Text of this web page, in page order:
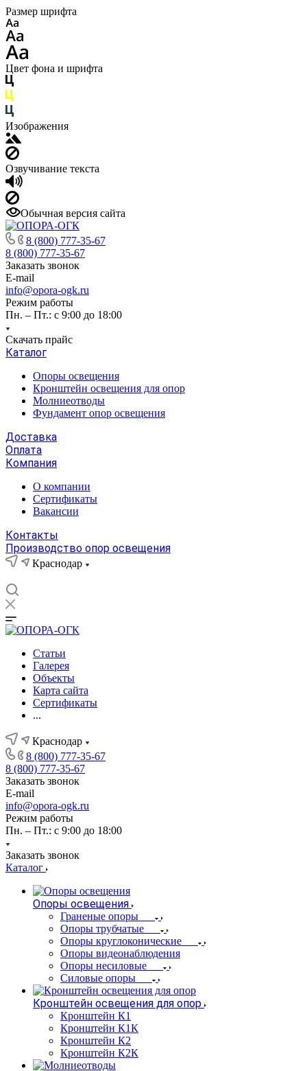
Размер шрифта
Цвет фона и шрифта
Изображения
Озвучивание текста
Обычная версия сайта
8 (800) 777-35-67
8 (800) 777-35-67
Заказать звонок
E-mail
info@opora-ogk.ru
Режим работы
Пн. – Пт.: с 9:00 до 18:00
Скачать прайс
Каталог
Опоры освещения
Кронштейн освещения для опор
Молниеотводы
Фундамент опор освещения
Доставка
Оплата
Компания
О компании
Сертификаты
Вакансии
Контакты
Производство опор освещения
Краснодар
Статьи
Галерея
Объекты
Карта сайта
Сертификаты
...
Краснодар
8 (800) 777-35-67
8 (800) 777-35-67
Заказать звонок
E-mail
info@opora-ogk.ru
Режим работы
Пн. – Пт.: с 9:00 до 18:00
Заказать звонок
Каталог
Опоры освещения
Граненые опоры
Опоры трубчатые
Опоры круглоконические
Опоры видеонаблюдения
Опоры несиловые
Силовые опоры
Кронштейн освещения для опор
Кронштейн К1
Кронштейн К1К
Кронштейн К2
Кронштейн К2К